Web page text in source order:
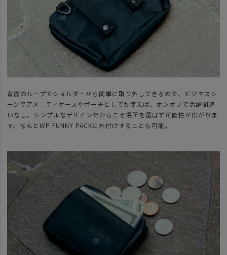
背面のループでショルダーから簡単に取り外しできるので、ビジネスシ
ーンでアメニティケースやポーチとしても使えば、オンオフで活躍間違
いなし。シンプルなデザインだからこそ場所を選ばず可能性が広がりま
す。なんとWP FUNNY PACKに外付けすることも可能。